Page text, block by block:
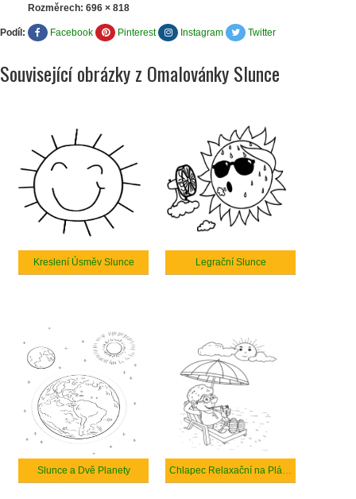
Rozměrech: 696 × 818
Podíl: Facebook Pinterest Instagram Twitter
Související obrázky z Omalovánky Slunce
Kreslení Úsměv Slunce Legrační Slunce
Slunce a Dvě Planety Chlapec Relaxační na Pláži se Sluncem